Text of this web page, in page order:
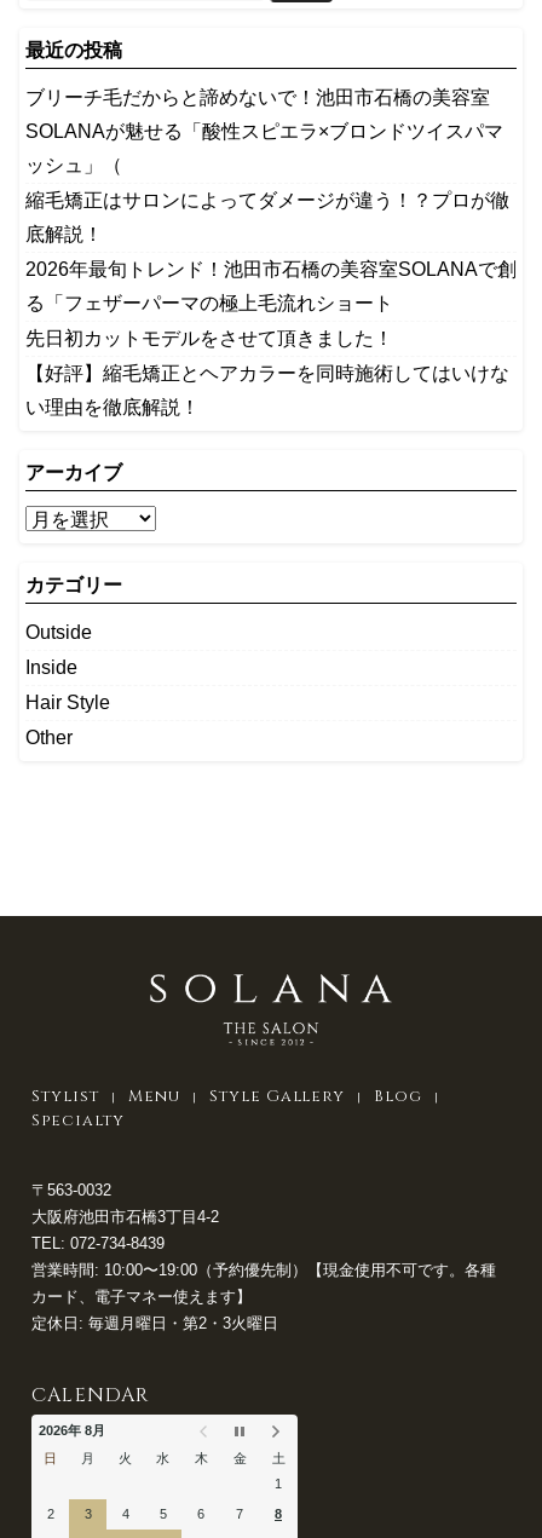
最近の投稿
ブリーチ毛だからと諦めないで！池田市石橋の美容室
SOLANAが魅せる「酸性スピエラ×ブロンドツイスパマ
ッシュ」（
縮毛矯正はサロンによってダメージが違う！？プロが徹
底解説！
2026年最旬トレンド！池田市石橋の美容室SOLANAで創
る「フェザーパーマの極上毛流れショート
先日初カットモデルをさせて頂きました！
【好評】縮毛矯正とヘアカラーを同時施術してはいけな
い理由を徹底解説！
アーカイブ
カテゴリー
Outside
Inside
Hair Style
Other
Stylist Menu Style Gallery
Blog
Specialty
〒563-0032
大阪府池田市石橋3丁目4-2
TEL: 072-734-8439
営業時間: 10:00〜19:00（予約優先制）【現金使用不可です。各種
カード、電子マネー使えます】
定休日: 毎週月曜日・第2・3火曜日
CALENDAR
2026年 8月
日
月 火 水 木 金
土
1
2 3 4 5 6 7 8